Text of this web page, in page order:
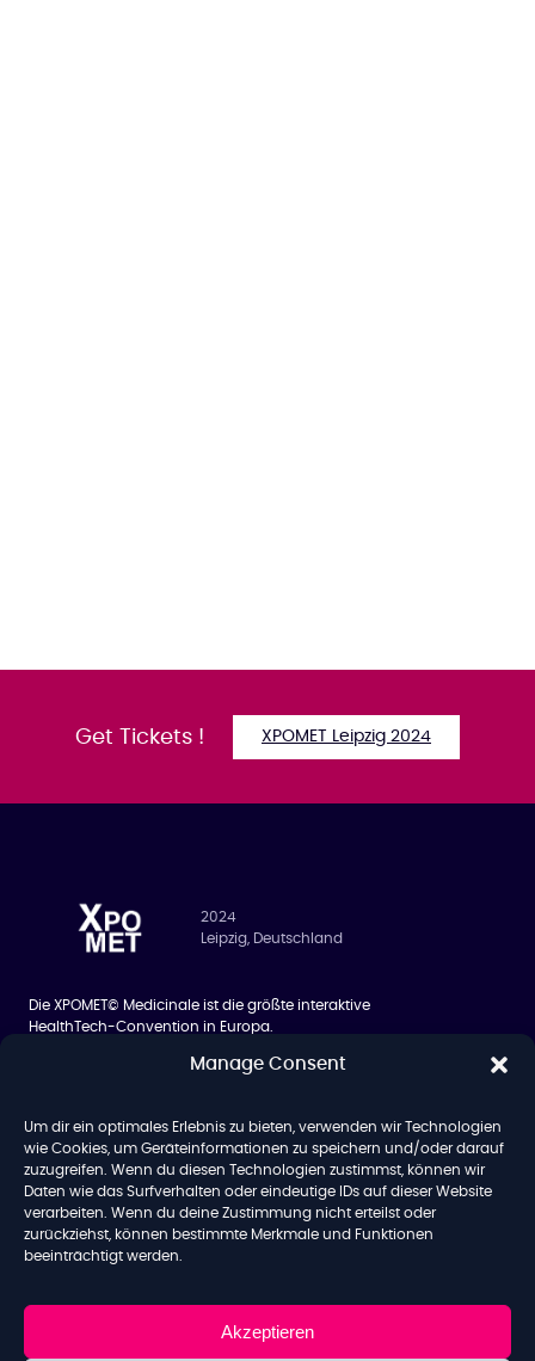
Manage Consent
Um dir ein optimales Erlebnis zu bieten, verwenden wir Technologien
wie Cookies, um Geräteinformationen zu speichern und/oder darauf
zuzugreifen. Wenn du diesen Technologien zustimmst, können wir
Daten wie das Surfverhalten oder eindeutige IDs auf dieser Website
verarbeiten. Wenn du deine Zustimmung nicht erteilst oder
zurückziehst, können bestimmte Merkmale und Funktionen
beeinträchtigt werden.
Akzeptieren
Get Tickets ! XPOMET Leipzig 2024
2024
Leipzig, Deutschland
Die XPOMET© Medicinale ist die größte interaktive
HealthTech-Convention in Europa.
Siilo Networking App
Hotel
Über uns
Team
Blog
Copyright© 2024 – All rights reserved